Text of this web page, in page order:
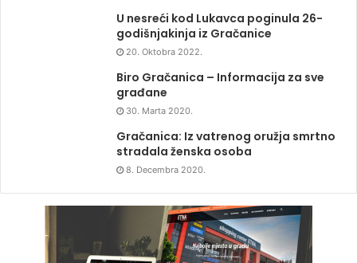
U nesreći kod Lukavca poginula 26-
godišnjakinja iz Gračanice
20. Oktobra 2022.
Biro Gračanica – Informacija za sve
građane
30. Marta 2020.
Gračanica: Iz vatrenog oružja smrtno
stradala ženska osoba
8. Decembra 2020.